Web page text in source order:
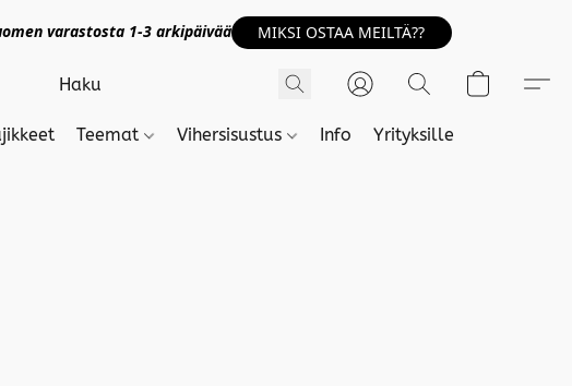
varastosta 1-3 arkipäivää MIKSI OSTAA MEILTÄ??
Teemat Vihersisustus Info Yrityksille